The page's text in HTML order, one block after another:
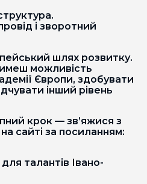
і зворотний
шлях розвитку.
можливість
Європи, здобувати
інший рівень
крок — зв’яжися з
сайті за посиланням:
талантів Івано-